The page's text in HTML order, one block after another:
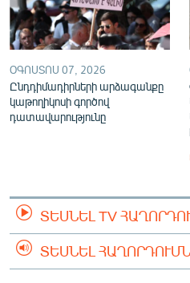
ՕԳՈՍՏՈՍ 07, 2026
Ընդդիմադիրների արձագանքը
կաթողիկոսի գործով
դատավարությունը
ՏԵՍՆԵԼ TV
ՏԵՍՆԵԼ